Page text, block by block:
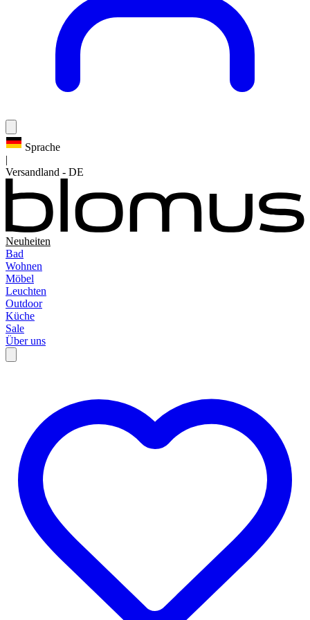
Sprache
|
Versandland - DE
Neuheiten
Bad
Wohnen
Möbel
Leuchten
Outdoor
Küche
Sale
Über uns